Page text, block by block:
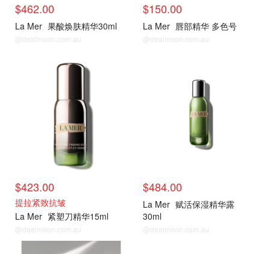
$462.00
La Mer 果酸焕肤精华30ml
@dealmoon.com.au
$150.00
La Mer 唇部精华 多色号
@dealmoon.com.au
$423.00
提拉紧致抗皱
La Mer 紧塑刀精华15ml
@dealmoon.com.au
$484.00
La Mer 赋活保湿精华露
30ml
@dealmoon.com.au